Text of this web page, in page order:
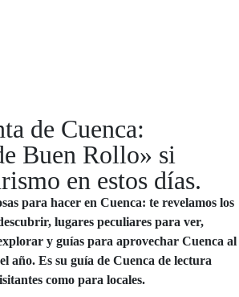
de Cuenca:
Buen Rollo» si
en estos días.
para hacer en Cuenca: te revelamos los
lugares peculiares para ver,
y guías para aprovechar Cuenca al
año. Es su guía de Cuenca de lectura
como para locales.